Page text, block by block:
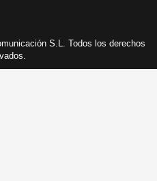
S.L. Todos los derechos